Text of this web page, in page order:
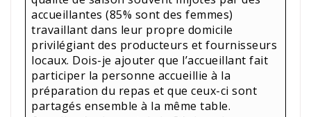
accueillantes (85% sont des femmes)
travaillant dans leur propre domicile
privilégiant des producteurs et fournisseurs
locaux. Dois-je ajouter que l’accueillant fait
participer la personne accueillie à la
préparation du repas et que ceux-ci sont
partagés ensemble à la même table.